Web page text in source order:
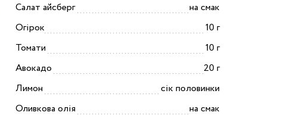
Салат айсберг
на смак
Огірок
10 г
Томати
10 г
Авокадо
20 г
Лимон
сік половинки
Оливкова олія
на смак